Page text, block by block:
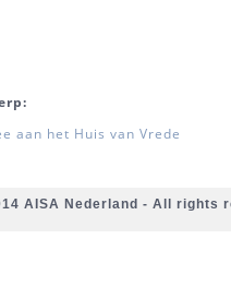
aan het Huis van Vrede
AISA Nederland - All rights